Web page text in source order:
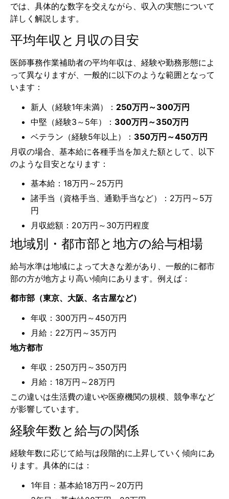
では、具体的な数字を交えながら、収入の実態について
詳しく解説します。
平均年収と月収の目安
医師事務作業補助者の平均年収は、経験や勤務形態によ
って異なりますが、一般的に以下のような範囲となって
います：
新人（経験1年未満）： 250万円～300万円
中堅（経験3～5年）： 300万円～350万円
ベテラン（経験5年以上）： 350万円～450万円
月収の場合、基本給に各種手当を加えた額として、以下
のような目安となります：
基本給：18万円～25万円
諸手当（資格手当、通勤手当など）：2万円～5万
円
月収総額：20万円～30万円程度
地域別・都市部と地方の給与相場
給与水準は地域によって大きな差があり、一般的に都市
部の方が地方より高い傾向にあります。例えば：
都市部（東京、大阪、名古屋など）
年収：300万円～450万円
月給：22万円～35万円
地方都市
年収：250万円～350万円
月給：18万円～28万円
この違いは生活費の違いや医療機関の規模、競争率など
が影響しています。
経験年数と給与の関係
経験年数に応じて給与は段階的に上昇していく傾向にあ
ります。具体的には：
1年目：基本給18万円～20万円